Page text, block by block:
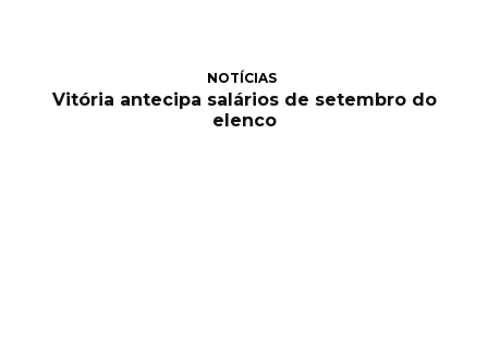
NOTÍCIAS
Vitória antecipa salários de setembro do
elenco